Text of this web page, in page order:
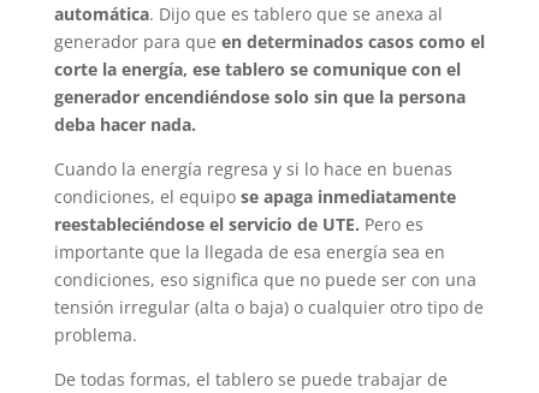
automática. Dijo que es tablero que se anexa al
generador para que en determinados casos como el
corte la energía, ese tablero se comunique con el
generador encendiéndose solo sin que la persona
deba hacer nada.
Cuando la energía regresa y si lo hace en buenas
condiciones, el equipo se apaga inmediatamente
reestableciéndose el servicio de UTE. Pero es
importante que la llegada de esa energía sea en
condiciones, eso significa que no puede ser con una
tensión irregular (alta o baja) o cualquier otro tipo de
problema.
De todas formas, el tablero se puede trabajar de